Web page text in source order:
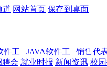
道 网站首页 保存到桌面
件工 JAVA软件工 销售代
聘会 就业时报 新闻资讯 校